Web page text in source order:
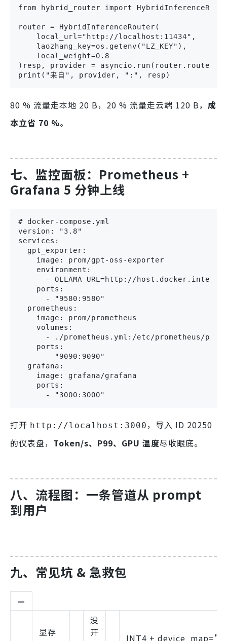
from hybrid_router import
router = HybridInferenceRouter(
    local_url="http://localhost:11434",
    laozhang_key=os.getenv("LZ_KEY"),
    local_weight=0.8
)resp, provider =
print("来自", provider, ":", resp)
80 % 流量走本地 20 B，20 % 流量走云端 120 B， 成
本立省 70 %。
七、监控面板：Prometheus +
Grafana 5 分钟上线
# docker-compose.yml
version: "3.8"
services:
  gpt_exporter:
    image: prom/gpt-oss-exporter
    environment:
- OLLAMA_URL=http://
    ports:
      - "9580:9580"
  prometheus:
    image: prom/prometheus
    volumes:
- ./prometheus.yml:/etc/prometheus/
    ports:
      - "9090:9090"
  grafana:
    image: grafana/grafana
    ports:
      - "3000:3000"
打开 http://localhost:3000 ，导入 ID 20250
的仪表盘， Token/s、P99、GPU 温度尽收眼底。
八、流程图：一条管道从 prompt
到用户
九、常见坑 & 急救包
—
显存
没
开
INT4 +